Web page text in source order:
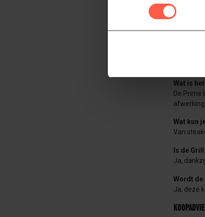
Voor
Deze
Wat is
De Prime
afwerking.
Wat kun
Van
Is de
Ja,
Wordt de
Ja, deze